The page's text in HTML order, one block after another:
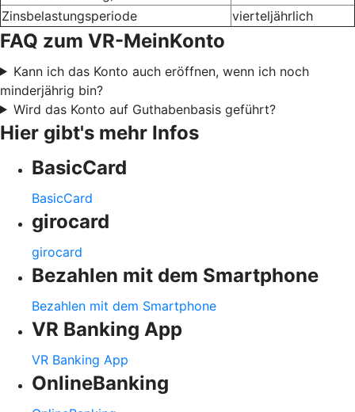
Zinsbelastungsperiode
vierteljährlich
FAQ zum VR-MeinKonto
Kann ich das Konto auch eröffnen, wenn ich noch
minderjährig bin?
Wird das Konto auf Guthabenbasis geführt?
Hier gibt's mehr Infos
BasicCard
BasicCard
girocard
girocard
Bezahlen mit dem Smartphone
Bezahlen mit dem Smartphone
VR Banking App
VR Banking App
OnlineBanking